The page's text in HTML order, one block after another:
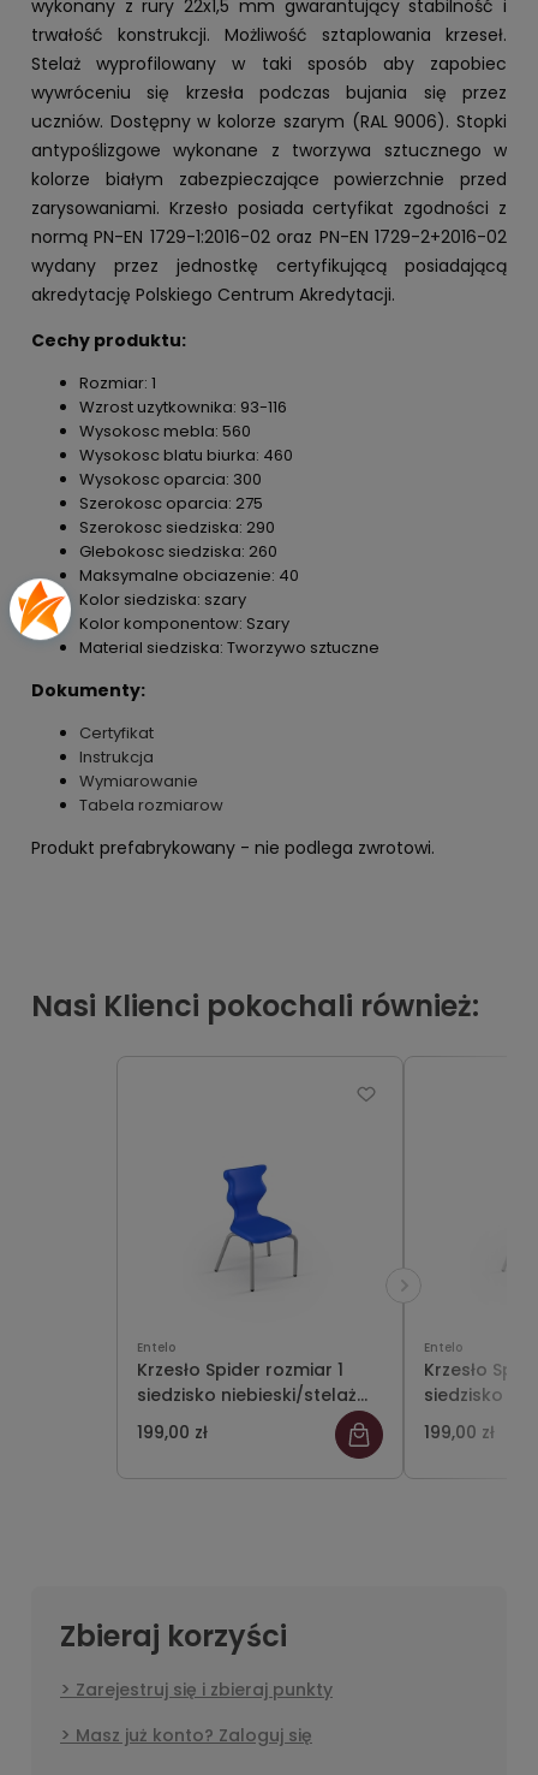
wykonany z rury 22x1,5 mm gwarantujący stabilność i
trwałość konstrukcji. Możliwość sztaplowania krzeseł.
Stelaż wyprofilowany w taki sposób aby zapobiec
wywróceniu się krzesła podczas bujania się przez
uczniów. Dostępny w kolorze szarym (RAL 9006). Stopki
antypoślizgowe wykonane z tworzywa sztucznego w
kolorze białym zabezpieczające powierzchnie przed
zarysowaniami. Krzesło posiada certyfikat zgodności z
normą PN-EN 1729-1:2016-02 oraz PN-EN 1729-2+2016-02
wydany przez jednostkę certyfikującą posiadającą
akredytację Polskiego Centrum Akredytacji.
Cechy produktu:
Rozmiar: 1
Wzrost uzytkownika: 93-116
Wysokosc mebla: 560
Wysokosc blatu biurka: 460
Wysokosc oparcia: 300
Szerokosc oparcia: 275
Szerokosc siedziska: 290
Glebokosc siedziska: 260
Maksymalne obciazenie: 40
Kolor siedziska: szary
Kolor komponentow: Szary
Material siedziska: Tworzywo sztuczne
Dokumenty:
Certyfikat
Instrukcja
Wymiarowanie
Tabela rozmiarow
Produkt prefabrykowany - nie podlega zwrotowi.
Nasi Klienci pokochali również:
Entelo
Krzesło Spider rozmiar 1
siedzisko niebieski/stelaż
szary
199,00 zł
Entelo
Krzesło
siedzisko
szary
199,00 zł
Zbieraj korzyści
Zarejestruj się i zbieraj punkty
Masz już konto? Zaloguj się